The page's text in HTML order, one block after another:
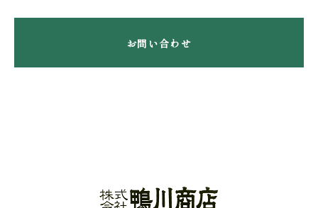
お問い合わせ